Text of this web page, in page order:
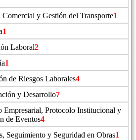
y Gestión del Transporte1
1
Laboral2
1
de Riesgos Laborales4
y Desarrollo7
Empresarial, Protocolo Institucional y
de Eventos4
Seguimiento y Seguridad en Obras1